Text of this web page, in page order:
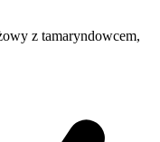
z tamaryndowcem,